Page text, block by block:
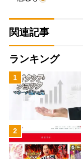
関連記事
ランキング
1
2